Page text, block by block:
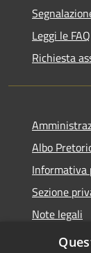
Leggi le FAQ
Richiesta
Albo
Informativa
Sezione
Note legali